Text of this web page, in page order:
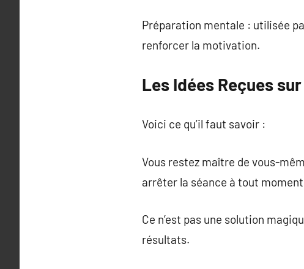
Préparation mentale : utilisée
renforcer la motivation.
Les Idées Reçues
Voici ce qu’il faut savoir :
Vous restez maître de vous-
arrêter la séance à tout
Ce n’est pas une solution
résultats.